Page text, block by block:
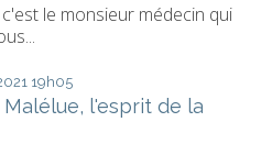
le monsieur médecin qui
19h05
Malélue, l'esprit de la